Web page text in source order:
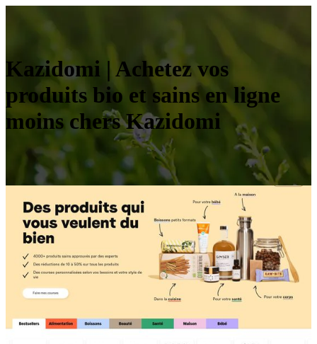
Kazidomi | Achetez vos
produits bio et sains en ligne
moins chers Kazidomi